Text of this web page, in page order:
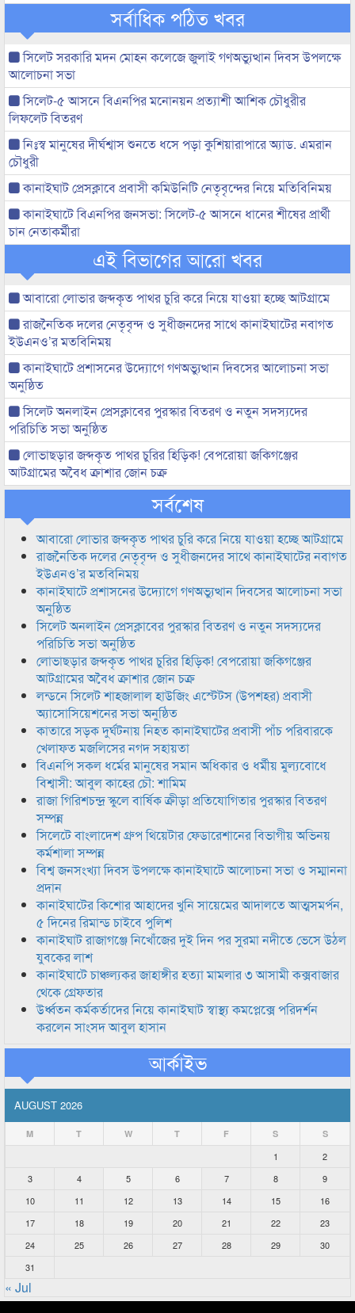
সর্বাধিক পঠিত খবর
সিলেট সরকারি মদন মোহন কলেজে জুলাই গণঅভ্যুত্থান দিবস উপলক্ষে
আলোচনা সভা
সিলেট-৫ আসনে বিএনপির মনোনয়ন প্রত্যাশী আশিক চৌধুরীর
লিফলেট বিতরণ
নিঃস্ব মানুষের দীর্ঘশ্বাস শুনতে ধসে পড়া কুশিয়ারাপারে অ্যাড. এমরান
চৌধুরী
কানাইঘাট প্রেসক্লাবে প্রবাসী কমিউনিটি নেতৃবৃন্দের নিয়ে মতিবিনিময়
কানাইঘাটে বিএনপির জনসভা: সিলেট-৫ আসনে ধানের শীষের প্রার্থী
চান নেতাকর্মীরা
এই বিভাগের আরো খবর
আবারো লোভার জব্দকৃত পাথর চুরি করে নিয়ে যাওয়া হচ্ছে আটগ্রামে
রাজনৈতিক দলের নেতৃবৃন্দ ও সুধীজনদের সাথে কানাইঘাটের নবাগত
ইউএনও’র মতবিনিময়
কানাইঘাটে প্রশাসনের উদ্যোগে গণঅভ্যুত্থান দিবসের আলোচনা সভা
অনুষ্ঠিত
সিলেট অনলাইন প্রেসক্লাবের পুরস্কার বিতরণ ও নতুন সদস্যদের
পরিচিতি সভা অনুষ্ঠিত
লোভাছড়ার জব্দকৃত পাথর চুরির হিড়িক! বেপরোয়া জকিগঞ্জের
আটগ্রামের অবৈধ ক্রাশার জোন চক্র
সর্বশেষ
আবারো লোভার জব্দকৃত পাথর চুরি করে নিয়ে যাওয়া হচ্ছে আটগ্রামে
রাজনৈতিক দলের নেতৃবৃন্দ ও সুধীজনদের সাথে কানাইঘাটের নবাগত
ইউএনও’র মতবিনিময়
কানাইঘাটে প্রশাসনের উদ্যোগে গণঅভ্যুত্থান দিবসের আলোচনা সভা
অনুষ্ঠিত
সিলেট অনলাইন প্রেসক্লাবের পুরস্কার বিতরণ ও নতুন সদস্যদের
পরিচিতি সভা অনুষ্ঠিত
লোভাছড়ার জব্দকৃত পাথর চুরির হিড়িক! বেপরোয়া জকিগঞ্জের
আটগ্রামের অবৈধ ক্রাশার জোন চক্র
লন্ডনে সিলেট শাহজালাল হাউজিং এস্টেটস (উপশহর) প্রবাসী
অ্যাসোসিয়েশনের সভা অনুষ্ঠিত
কাতারে সড়ক দুর্ঘটনায় নিহত কানাইঘাটের প্রবাসী পাঁচ পরিবারকে
খেলাফত মজলিসের নগদ সহায়তা
বিএনপি সকল ধর্মের মানুষের সমান অধিকার ও ধর্মীয় মুল্যবোধে
বিশ্বাসী: আবুল কাহের চৌ: শামিম
রাজা গিরিশচন্দ্র স্কুলে বার্ষিক ক্রীড়া প্রতিযোগিতার পুরস্কার বিতরণ
সম্পন্ন
সিলেটে বাংলাদেশ গ্রুপ থিয়েটার ফেডারেশানের বিভাগীয় অভিনয়
কর্মশালা সম্পন্ন
বিশ্ব জনসংখ্যা দিবস উপলক্ষে কানাইঘাটে আলোচনা সভা ও সম্মাননা
প্রদান
কানাইঘাটের কিশোর আহাদের খুনি সায়েমের আদালতে আত্মসমর্পন,
৫ দিনের রিমান্ড চাইবে পুলিশ
কানাইঘাট রাজাগঞ্জে নিখোঁজের দুই দিন পর সুরমা নদীতে ভেসে উঠল
যুবকের লাশ
কানাইঘাটে চাঞ্চল্যকর জাহাঙ্গীর হত্যা মামলার ৩ আসামী কক্সবাজার
থেকে গ্রেফতার
উর্ধ্বতন কর্মকর্তাদের নিয়ে কানাইঘাট স্বাস্থ্য কমপ্লেক্সে পরিদর্শন
করলেন সাংসদ আবুল হাসান
আর্কাইভ
AUGUST 2026
M T W T F S S
1
2
3
4 5 6 7 8
9
10
11 12 13 14 15
16
17
18 19 20 21 22
23
24
25 26 27 28 29
30
31
« Jul